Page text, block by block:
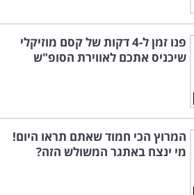
פנו זמן ל-4 דקות של קסם מוזיקלי
שיכניס אתכם לאווירת הסופ"ש
המרוץ הכי חמוד שאתם תראו היום!
מי ינצח באתגר המשולש הזה?